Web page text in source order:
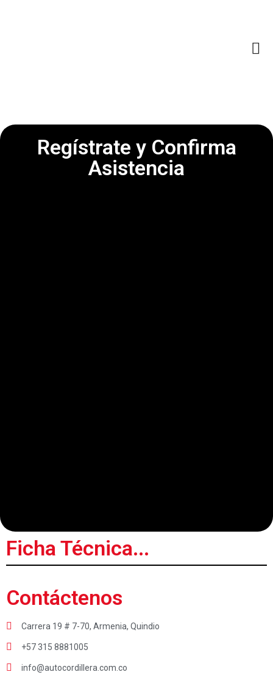
Regístrate y Confirma
Asistencia
Ficha Técnica...
Contáctenos
Carrera 19 # 7-70, Armenia, Quindio
+57 315 8881005
info@autocordillera.com.co